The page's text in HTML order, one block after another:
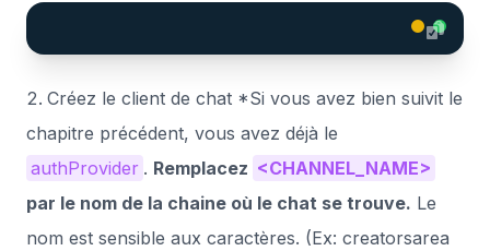
Créez le client de chat *Si vous avez bien suivit le
chapitre précédent, vous avez déjà le
authProvider . Remplacez <CHANNEL_NAME>
par le nom de la chaine où le chat se trouve. Le
nom est sensible aux caractères. (Ex: creatorsarea